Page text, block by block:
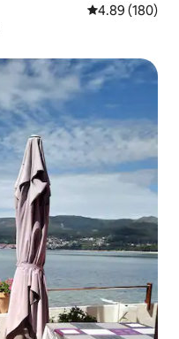
평점 4.89점(5
4.89 (180)